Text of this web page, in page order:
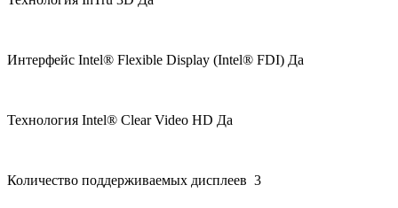
Интерфейс Intel® Flexible Display (Intel® FDI) Да
Технология Intel® Clear Video HD Да
Количество поддерживаемых дисплеев 3